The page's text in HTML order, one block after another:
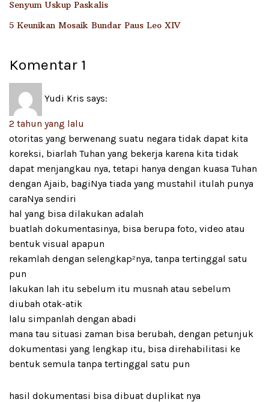
Senyum Uskup Paskalis
5 Keunikan Mosaik Bundar Paus Leo XIV
Komentar 1
Yudi Kris says:
2 tahun yang lalu
otoritas yang berwenang suatu negara tidak dapat kita
koreksi, biarlah Tuhan yang bekerja karena kita tidak
dapat menjangkau nya, tetapi hanya dengan kuasa Tuhan
dengan Ajaib, bagiNya tiada yang mustahil itulah punya
caraNya sendiri
hal yang bisa dilakukan adalah
buatlah dokumentasinya, bisa berupa foto, video atau
bentuk visual apapun
rekamlah dengan selengkap²nya, tanpa tertinggal satu
pun
lakukan lah itu sebelum itu musnah atau sebelum
diubah otak-atik
lalu simpanlah dengan abadi
mana tau situasi zaman bisa berubah, dengan petunjuk
dokumentasi yang lengkap itu, bisa direhabilitasi ke
bentuk semula tanpa tertinggal satu pun
hasil dokumentasi bisa dibuat duplikat nya